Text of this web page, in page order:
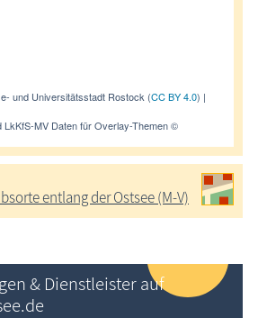
und Universitätsstadt Rostock (CC BY 4.0) |
LkKfS-MV Daten für Overlay-Themen ©
entlang der Ostsee (M-V)
& Dienstleister auf